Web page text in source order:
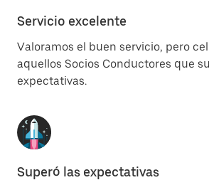
Servicio excelente
Valoramos el buen servicio, pero
aquellos Socios Conductores que
expectativas.
Superó las expectativas